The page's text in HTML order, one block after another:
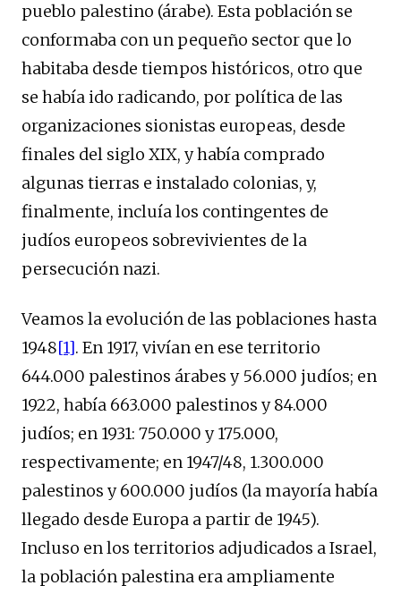
pueblo palestino (árabe). Esta población se
conformaba con un pequeño sector que lo
habitaba desde tiempos históricos, otro que
se había ido radicando, por política de las
organizaciones sionistas europeas, desde
finales del siglo XIX, y había comprado
algunas tierras e instalado colonias, y,
finalmente, incluía los contingentes de
judíos europeos sobrevivientes de la
persecución nazi.
Veamos la evolución de las poblaciones hasta
1948[1]. En 1917, vivían en ese territorio
644.000 palestinos árabes y 56.000 judíos; en
1922, había 663.000 palestinos y 84.000
judíos; en 1931: 750.000 y 175.000,
respectivamente; en 1947/48, 1.300.000
palestinos y 600.000 judíos (la mayoría había
llegado desde Europa a partir de 1945).
Incluso en los territorios adjudicados a Israel,
la población palestina era ampliamente